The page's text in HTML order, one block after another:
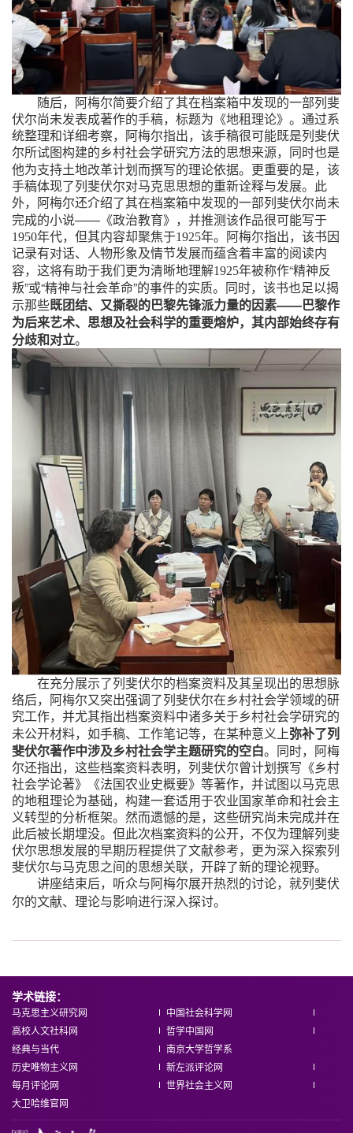
随后，阿梅尔简要介绍了其在档案箱中发现的一部列斐
伏尔尚未发表成著作的手稿，标题为《地租理论》。通过系
统整理和详细考察，阿梅尔指出，该手稿很可能既是列斐伏
尔所试图构建的乡村社会学研究方法的思想来源，同时也是
他为支持土地改革计划而撰写的理论依据。更重要的是，该
手稿体现了列斐伏尔对马克思思想的重新诠释与发展。此
外，阿梅尔还介绍了其在档案箱中发现的一部列斐伏尔尚未
完成的小说—— 《政治教育》，并推测该作品很可能写于
1950年代，但其内容却聚焦于1925年。阿梅尔指出，该书因
记录有对话、人物形象及情节发展而蕴含着丰富的阅读内
容，这将有助于我们更为清晰地理解1925年被称作“精神反
叛”或“精神与社会革命”的事件的实质。同时，该书也足以揭
示那些既团结、又撕裂的巴黎先锋派力量的因素——巴黎作
为后来艺术、思想及社会科学的重要熔炉，其内部始终存有
分歧和对立。
在充分展示了列斐伏尔的档案资料及其呈现出的思想脉
络后，阿梅尔又突出强调了列斐伏尔在乡村社会学领域的研
究工作，并尤其指出档案资料中诸多关于乡村社会学研究的
未公开材料，如手稿、工作笔记等，在某种意义上弥补了列
斐伏尔著作中涉及乡村社会学主题研究的空白。同时，阿梅
尔还指出，这些档案资料表明，列斐伏尔曾计划撰写《乡村
社会学论著》《法国农业史概要》等著作，并试图以马克思
的地租理论为基础，构建一套适用于农业国家革命和社会主
义转型的分析框架。然而遗憾的是，这些研究尚未完成并在
此后被长期埋没。但此次档案资料的公开，不仅为理解列斐
伏尔思想发展的早期历程提供了文献参考，更为深入探索列
斐伏尔与马克思之间的思想关联，开辟了新的理论视野。
讲座结束后，听众与阿梅尔展开热烈的讨论，就列斐伏
尔的文献、理论与影响进行深入探讨。
学术链接：
马克思主义研究网
中国社会科学网
高校人文社科网
哲学中国网
经典与当代
南京大学哲学系
历史唯物主义网
新左派评论网
每月评论网
世界社会主义网
大卫哈维官网